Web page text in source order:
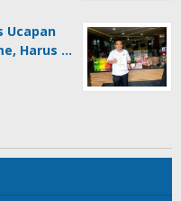
Ucapan
Harus …